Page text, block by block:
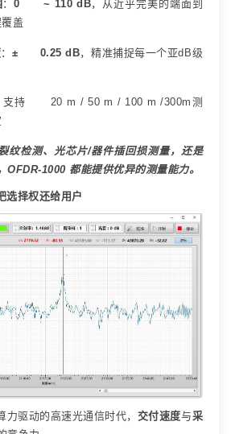
：0 ~ 110 dB，从近乎完美的端面到
盖
： ± 0.25 dB，精准捕捉每一个亚dB级
支持 20 m / 50 m / 100 m /300m 测
纹检测、光芯片/器件插回损测量，还是
OFDR-1000 都能提供优异的测量能力。
选择权还给用户
力驱动的高速光通信时代， 交付速度与采